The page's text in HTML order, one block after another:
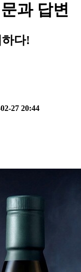
과 답변
다!
27 20:44